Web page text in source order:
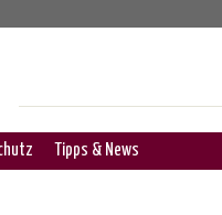
Tipps & News